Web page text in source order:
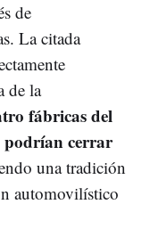
de
La citada
de la
fábricas del
podrían cerrar
una tradición
automovilístico